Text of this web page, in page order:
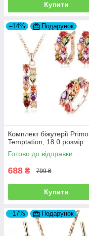
Купити
–14% Подарунок
Комплект біжутерії Primo
Temptation, 18.0 розмір
Готово до відправки
688 ₴ 799 ₴
Купити
–17% Подарунок